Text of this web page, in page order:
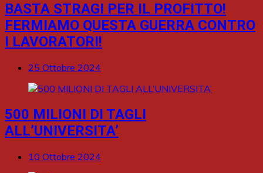
BASTA STRAGI PER IL PROFITTO!
FERMIAMO QUESTA GUERRA CONTRO
I LAVORATORI!
25 Ottobre 2024
500 MILIONI DI TAGLI
ALL’UNIVERSITA’
10 Ottobre 2024